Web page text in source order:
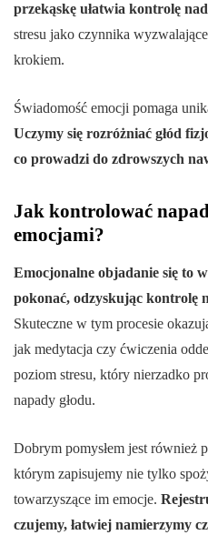
przekąskę ułatwia kontrolę
stresu jako czynnika
krokiem.
Świadomość emocji pomaga
Uczymy się rozróżniać głód
co prowadzi do zdrowszych
Jak kontrolować
emocjami?
Emocjonalne objadanie się to
pokonać, odzyskując kontrolę
Skuteczne w tym procesie
jak medytacja czy ćwiczenia
poziom stresu, który nierzadko
napady głodu.
Dobrym pomysłem jest również
którym zapisujemy nie tylko
towarzyszące im emocje.
czujemy, łatwiej namierzymy